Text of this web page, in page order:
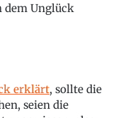
dem Unglück
erklärt, sollte die
seien die